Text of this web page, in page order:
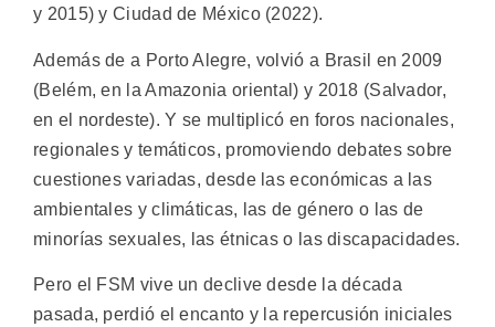
y 2015) y Ciudad de México (2022).
Además de a Porto Alegre, volvió a Brasil en 2009
(Belém, en la Amazonia oriental) y 2018 (Salvador,
en el nordeste). Y se multiplicó en foros nacionales,
regionales y temáticos, promoviendo debates sobre
cuestiones variadas, desde las económicas a las
ambientales y climáticas, las de género o las de
minorías sexuales, las étnicas o las discapacidades.
Pero el FSM vive un declive desde la década
pasada, perdió el encanto y la repercusión iniciales